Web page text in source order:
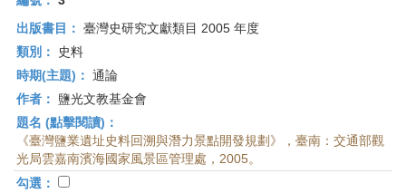
出版書目： 臺灣史研究文獻類目 2005 年度
類別：
史料
時期(主題)： 通論
作者：
鹽光文教基金會
題名 (點擊閱讀)：
《臺灣鹽業遺址史料回溯與潛力景點開發規劃》，臺南：交通部觀
光局雲嘉南濱海國家風景區管理處，2005。
勾選：